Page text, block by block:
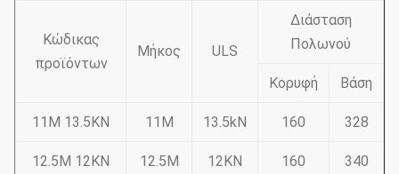
Κώδικας
προϊόντων
Μήκος ULS
Διάσταση
Πολωνού
Κορυφή Βάση
11M 13.5KN 11M 13.5kN 160 328
12.5M 12KN 12.5M 12KN 160 340